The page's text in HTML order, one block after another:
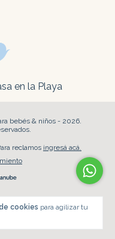
cookies para agilizar tu
en la Playa
bebés & niños - 2026.
reclamos ingresá acá.